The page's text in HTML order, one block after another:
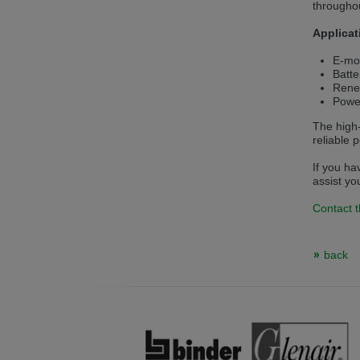
Stay on
E-
The
reliable
If you
assist
Contact
back